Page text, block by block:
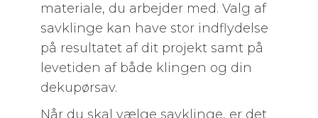
materiale, du arbejder med. Valg af
savklinge kan have stor indflydelse
på resultatet af dit projekt samt på
levetiden af både klingen og din
dekupørsav.
Når du skal vælge savklinge, er det